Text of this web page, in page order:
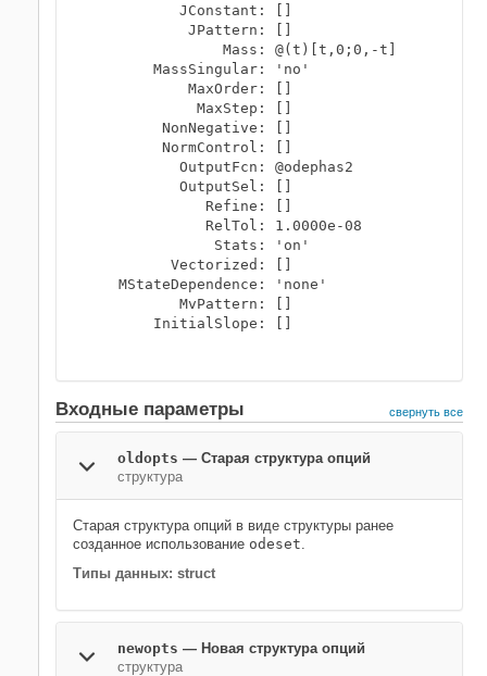
           JConstant: []
            JPattern: []
                Mass: @(t)[t,0;0,-t]
        MassSingular: 'no'
            MaxOrder: []
             MaxStep: []
         NonNegative: []
         NormControl: []
           OutputFcn: @odephas2
           OutputSel: []
              Refine: []
              RelTol: 1.0000e-08
               Stats: 'on'
          Vectorized: []
    MStateDependence: 'none'
           MvPattern: []
        InitialSlope: []
Входные параметры свернуть все
oldopts — Старая структура опций
структура
Старая структура опций в виде структуры ранее
созданное использование odeset.
Типы данных: struct
newopts — Новая структура опций
структура